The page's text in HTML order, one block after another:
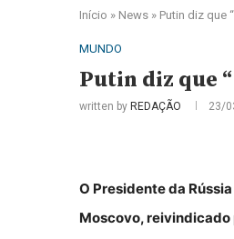
Início » News » Putin diz que
MUNDO
Putin diz que
written by REDAÇÃO 23/
O Presidente da
Moscovo, reivindicado